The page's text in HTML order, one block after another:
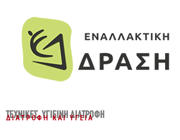
ΤΕΧΝΙΚΈΣ,ΥΓΙΕΙΝΉ ΔΙΑΤΡΟΦΉ
ΔΙΑΤΡΟΦΉ ΚΑΙ ΥΓΕΊΑ